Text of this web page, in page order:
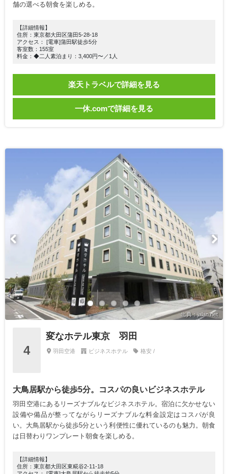
舗の選べる朝食を楽しめる。
【詳細情報】
住所：東京都大田区蒲田5-28-18
アクセス： [電車]蒲田駅徒歩5分
客室数：155室
料金：◆二人素泊まり：3,400円〜／1人
楽天トラベルで詳細を見る
一休.comで詳細を見る
出典：jalan.net
4
変なホテル東京 羽田
羽田空港 ビジネスホテル 格安 /
大鳥居駅から徒歩5分。コスパの良いビジネスホテル
羽田空港にあるリーズナブルなビジネスホテル。宿泊に欠かせない
設備や備品が整ってながらリーズナブルな料金設定はコスパが良
い。大鳥居駅から徒歩5分という利便性に優れているのも魅力。朝食
は日替わりワンプレート朝食を楽しめる。
【詳細情報】
住所：東京都大田区東糀谷2-11-18